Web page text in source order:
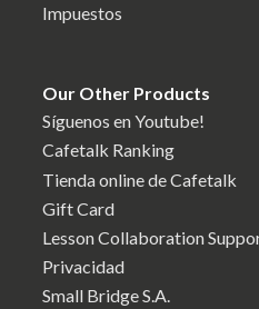
Impuestos
Our Other Products
Síguenos en Youtube!
Cafetalk Ranking
Tienda online de Cafetalk
Gift Card
Lesson Collaboration
Privacidad
Small Bridge S.A.